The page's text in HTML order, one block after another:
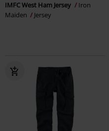
IMFC West Ham Jersey
Iron
Maiden
Jersey